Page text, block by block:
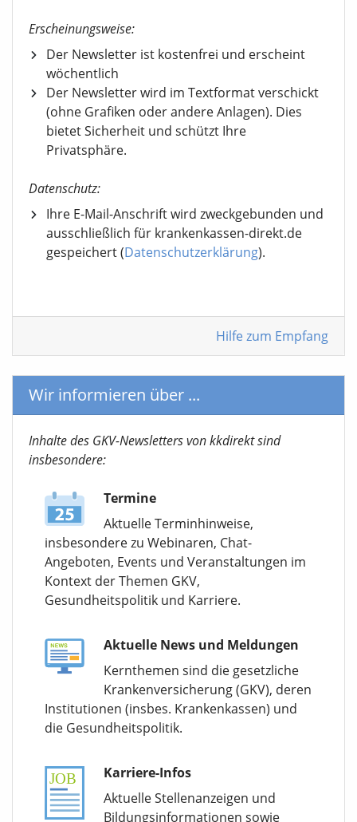
Erscheinungsweise:
Der Newsletter ist kostenfrei und erscheint
wöchentlich
Der Newsletter wird im Textformat verschickt
(ohne Grafiken oder andere Anlagen). Dies
bietet Sicherheit und schützt Ihre
Privatsphäre.
Datenschutz:
Ihre E-Mail-Anschrift wird zweckgebunden und
ausschließlich für krankenkassen-direkt.de
gespeichert (Datenschutzerklärung).
Hilfe zum Empfang
Wir informieren über ...
Inhalte des GKV-Newsletters von kkdirekt sind
insbesondere:
Termine
Aktuelle Terminhinweise,
insbesondere zu Webinaren, Chat-
Angeboten, Events und Veranstaltungen im
Kontext der Themen GKV,
Gesundheitspolitik und Karriere.
Aktuelle News und Meldungen
Kernthemen sind die gesetzliche
Krankenversicherung (GKV), deren
Institutionen (insbes. Krankenkassen) und
die Gesundheitspolitik.
Karriere-Infos
Aktuelle Stellenanzeigen und
Bildungsinformationen sowie